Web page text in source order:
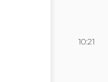
10:21